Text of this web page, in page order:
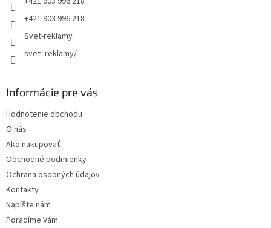
+421 903 996 218
Svet-reklamy
svet_reklamy/
Informácie pre vás
Hodnotenie obchodu
O nás
Ako nakupovať
Obchodné podmienky
Ochrana osobných údajov
Kontakty
Napíšte nám
Poradíme Vám